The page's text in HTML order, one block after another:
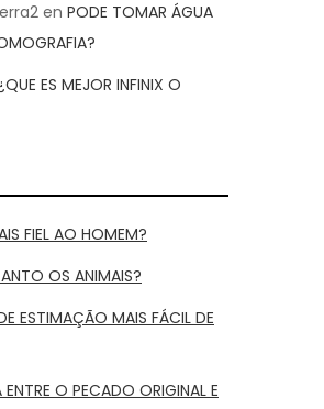
en PODE TOMAR ÁGUA
ES MEJOR INFINIX O
FIEL AO HOMEM?
OS ANIMAIS?
ESTIMAÇÃO MAIS FÁCIL DE
ENTRE O PECADO ORIGINAL E